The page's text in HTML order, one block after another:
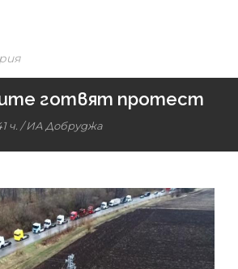
готвят протест
ч. /ИА Добруджа